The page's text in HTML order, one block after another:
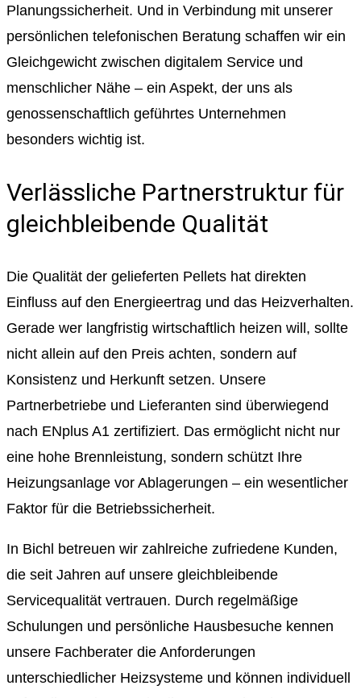
Planungssicherheit. Und in Verbindung mit unserer
persönlichen telefonischen Beratung schaffen wir ein
Gleichgewicht zwischen digitalem Service und
menschlicher Nähe – ein Aspekt, der uns als
genossenschaftlich geführtes Unternehmen
besonders wichtig ist.
Verlässliche Partnerstruktur für
gleichbleibende Qualität
Die Qualität der gelieferten Pellets hat direkten
Einfluss auf den Energieertrag und das Heizverhalten.
Gerade wer langfristig wirtschaftlich heizen will, sollte
nicht allein auf den Preis achten, sondern auf
Konsistenz und Herkunft setzen. Unsere
Partnerbetriebe und Lieferanten sind überwiegend
nach ENplus A1 zertifiziert. Das ermöglicht nicht nur
eine hohe Brennleistung, sondern schützt Ihre
Heizungsanlage vor Ablagerungen – ein wesentlicher
Faktor für die Betriebssicherheit.
In Bichl betreuen wir zahlreiche zufriedene Kunden,
die seit Jahren auf unsere gleichbleibende
Servicequalität vertrauen. Durch regelmäßige
Schulungen und persönliche Hausbesuche kennen
unsere Fachberater die Anforderungen
unterschiedlicher Heizsysteme und können individuell